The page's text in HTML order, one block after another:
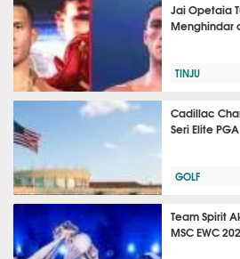
Jai Opetaia
Menghindar
TINJU
Cadillac
Seri Elite
GOLF
Team Spirit
MSC EWC